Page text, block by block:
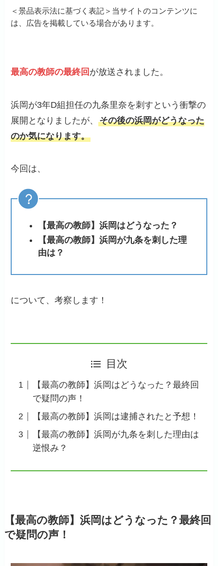
＜景品表示法に基づく表記＞当サイトのコンテンツに
は、広告を掲載している場合があります。
最高の教師の最終回 が放送されました。
浜岡が3年D組担任の九条里奈を刺すという衝撃の
展開となりましたが、その後の浜岡がどうなった
のか気になります。
今回は、
【最高の教師】浜岡はどうなった？
【最高の教師】浜岡が九条を刺した理
由は？
について、考察します！
目次
【最高の教師】浜岡はどうなった？最終回
で疑問の声！
【最高の教師】浜岡は逮捕されたと予想！
【最高の教師】浜岡が九条を刺した理由は
逆恨み？
【最高の教師】浜岡はどうなった？最終回
で疑問の声！